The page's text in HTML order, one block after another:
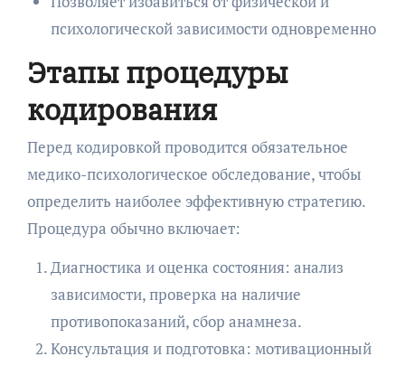
психологической зависимости одновременно
Этапы процедуры
кодирования
Перед кодировкой проводится обязательное
медико-психологическое обследование, чтобы
определить наиболее эффективную стратегию.
Процедура обычно включает:
Диагностика и оценка состояния: анализ
зависимости, проверка на наличие
противопоказаний, сбор анамнеза.
Консультация и подготовка: мотивационный